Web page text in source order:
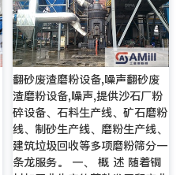
翻砂废渣磨粉设备,噪声翻砂废
渣磨粉设备,噪声,提供沙石厂粉
碎设备、石料生产线、矿石磨粉
线、制砂生产线、磨粉生产线、
建筑垃圾回收等多项磨粉筛分一
条龙服务。 一、 概 述 随着铜